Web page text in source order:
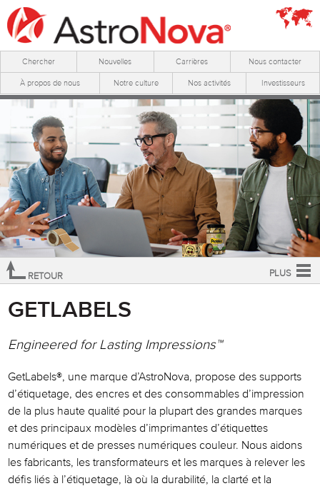
Chercher Nouvelles Carrières Nous contacter
À propos de nous Notre culture Nos activités Investisseurs
RETOUR PLUS
Aperçu
Tests et mesures
GETLABELS
Engineered for Lasting Impressions™
GetLabels®, une marque d’AstroNova, propose des supports
d’étiquetage, des encres et des consommables d’impression
de la plus haute qualité pour la plupart des grandes marques
et des principaux modèles d’imprimantes d’étiquettes
numériques et de presses numériques couleur. Nous aidons
les fabricants, les transformateurs et les marques à relever les
défis liés à l’étiquetage, là où la durabilité, la clarté et la